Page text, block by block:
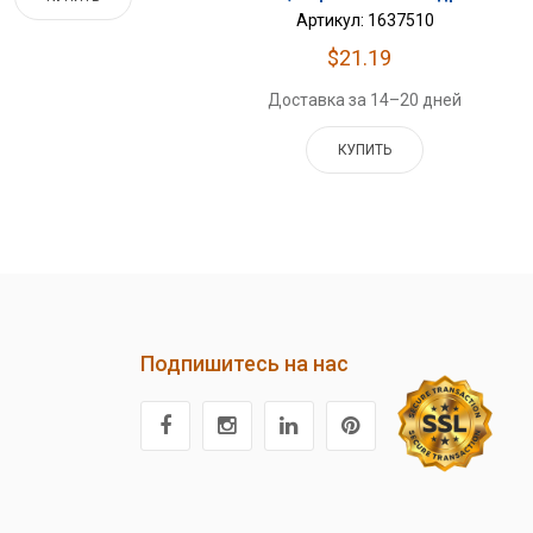
Артикул: 1637510
$21.19
Доставка за 14–20 дней
КУПИТЬ
Подпишитесь на нас